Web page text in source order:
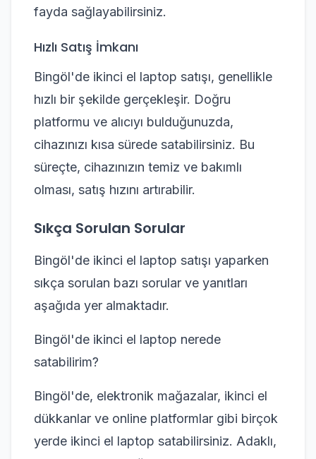
fayda sağlayabilirsiniz.
Hızlı Satış İmkanı
Bingöl'de ikinci el laptop satışı, genellikle
hızlı bir şekilde gerçekleşir. Doğru
platformu ve alıcıyı bulduğunuzda,
cihazınızı kısa sürede satabilirsiniz. Bu
süreçte, cihazınızın temiz ve bakımlı
olması, satış hızını artırabilir.
Sıkça Sorulan Sorular
Bingöl'de ikinci el laptop satışı yaparken
sıkça sorulan bazı sorular ve yanıtları
aşağıda yer almaktadır.
Bingöl'de ikinci el laptop nerede
satabilirim?
Bingöl'de, elektronik mağazalar, ikinci el
dükkanlar ve online platformlar gibi birçok
yerde ikinci el laptop satabilirsiniz. Adaklı,